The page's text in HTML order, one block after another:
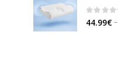
0 out
44.99€–